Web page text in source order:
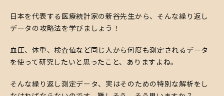
​日本を代表する医療統計家の新谷先生から、そんな繰り返し
データの攻略法を学びましょう！
​血圧、体重、検査値など同じ人から何度も測定されるデータ
を使って研究したいと思ったこと、ありますよね。
​そんな繰り返し測定データ、実はそのための特別な解析をし